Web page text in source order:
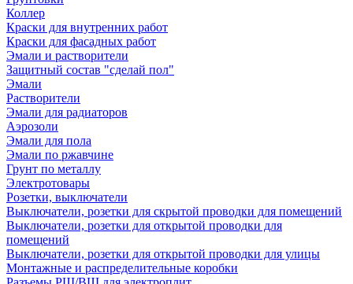
Коллер
Краски для внутренних работ
Краски для фасадных работ
Эмали и растворители
Защитный состав "сделай пол"
Эмали
Растворители
Эмали для радиаторов
Аэрозоли
Эмали для пола
Эмали по ржавчине
Грунт по металлу
Электротовары
Розетки, выключатели
Выключатели, розетки для скрытой проводки для помещений
Выключатели, розетки для открытой проводки для
помещений
Выключатели, розетки для открытой проводки для улицы
Монтажные и распределительные коробки